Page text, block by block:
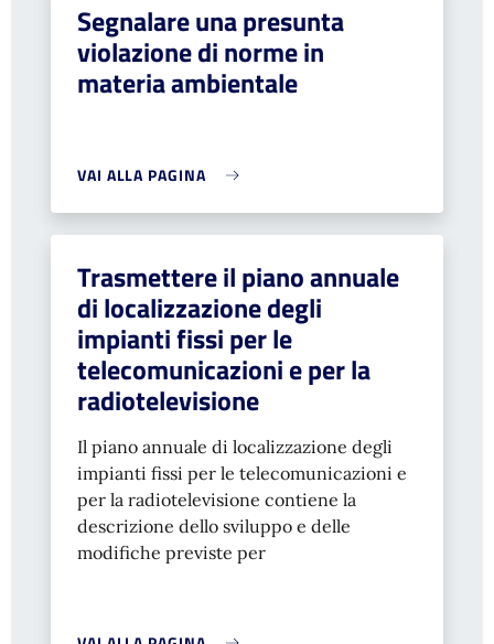
Segnalare una presunta
violazione di norme in
materia ambientale
VAI ALLA PAGINA
Trasmettere il piano annuale
di localizzazione degli
impianti fissi per le
telecomunicazioni e per la
radiotelevisione
Il piano annuale di localizzazione degli
impianti fissi per le telecomunicazioni e
per la radiotelevisione contiene la
descrizione dello sviluppo e delle
modifiche previste per